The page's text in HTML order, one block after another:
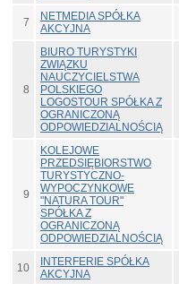
7
NETMEDIA SPÓŁKA
AKCYJNA
8
BIURO TURYSTYKI
ZWIĄZKU
NAUCZYCIELSTWA
POLSKIEGO
LOGOSTOUR SPÓŁKA Z
OGRANICZONĄ
ODPOWIEDZIALNOŚCIĄ
9
KOLEJOWE
PRZEDSIĘBIORSTWO
TURYSTYCZNO-
WYPOCZYNKOWE
"NATURA TOUR"
SPÓŁKA Z
OGRANICZONĄ
ODPOWIEDZIALNOŚCIĄ
10
INTERFERIE SPÓŁKA
AKCYJNA